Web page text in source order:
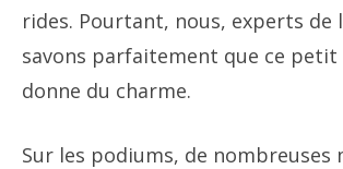
rides. Pourtant, nous, experts de
savons parfaitement que ce petit
donne du charme.
Sur les podiums, de nombreuses